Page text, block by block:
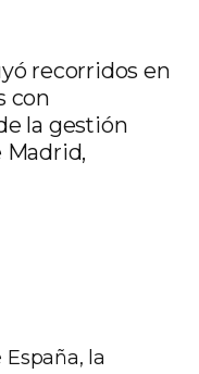
recorridos en
con
la gestión
Madrid,
la